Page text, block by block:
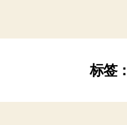
标签：